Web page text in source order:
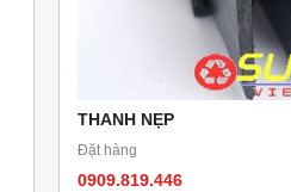
THANH NẸP
Đặt hàng
0909.819.446